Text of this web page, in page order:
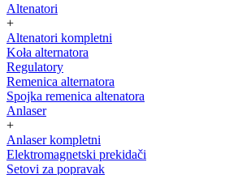
Altenatori
+
Altenatori kompletni
Koła alternatora
Regulatory
Remenica alternatora
Spojka remenica altenatora
Anlaser
+
Anlaser kompletni
Elektromagnetski prekidači
Setovi za popravak